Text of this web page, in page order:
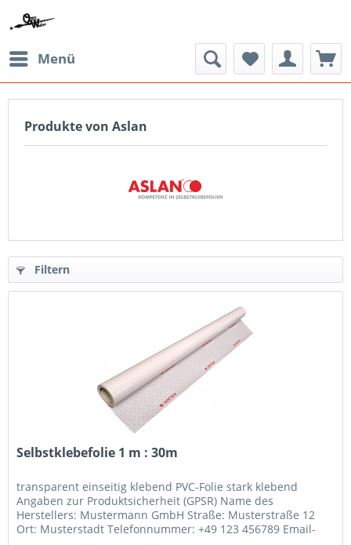
Menü
Produkte von Aslan
Filtern
Selbstklebefolie 1 m : 30m
transparent einseitig klebend PVC-Folie stark klebend
Angaben zur Produktsicherheit (GPSR) Name des
Herstellers: Mustermann GmbH Straße: Musterstraße 12
Ort: Musterstadt Telefonnummer: +49 123 456789 Email-